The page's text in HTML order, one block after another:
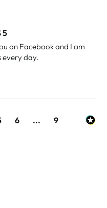
5
on Facebook and I am
every day.
6 ... 9